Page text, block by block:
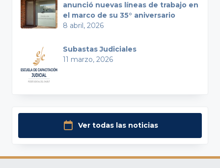
anunció nuevas líneas de trabajo en
el marco de su 35° aniversario
8 abril, 2026
Subastas Judiciales
11 marzo, 2026
Ver todas las noticias